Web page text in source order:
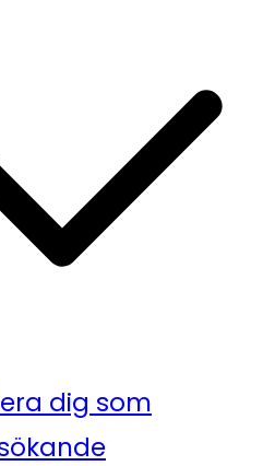
dig som